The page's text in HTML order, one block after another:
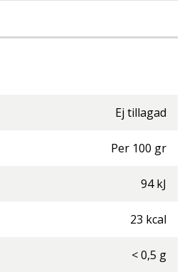
Ej tillagad
Per 100 gr
94 kJ
23 kcal
<0,5 g